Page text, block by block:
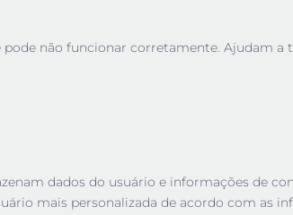
não funcionar corretamente. Ajudam
dados do usuário e informações de
mais personalizada de acordo com as